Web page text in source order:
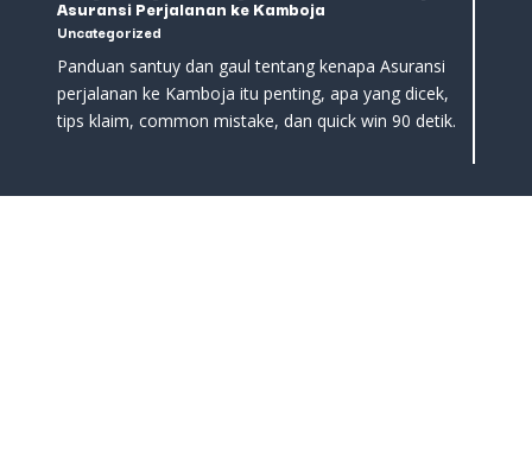
Asuransi Perjalanan ke Kamboja
Uncategorized
Panduan santuy dan gaul tentang kenapa Asuransi
perjalanan ke Kamboja itu penting, apa yang dicek,
tips klaim, common mistake, dan quick win 90 detik.